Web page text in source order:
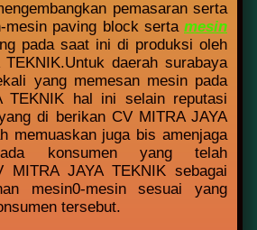
pemasaran serta
mesin paving block serta mesin
pada saat ini di produksi oleh
daerah surabaya
yang memesan mesin pada
TEKNIK hal ini selain reputasi
di berikan CV MITRA JAYA
memuaskan juga bis amenjaga
konsumen yang telah
MITRA JAYA TEKNIK sebagai
mesin0-mesin sesuai yang
tersebut.